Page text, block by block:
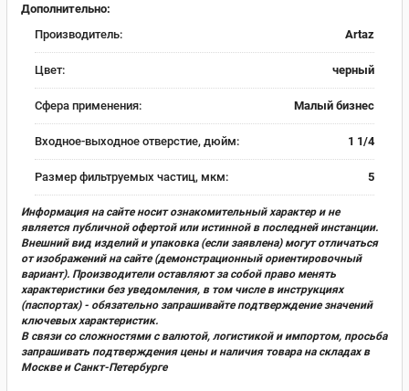
Дополнительно:
Производитель:
Artaz
Цвет: черный
Сфера применения: Малый бизнес
Входное-выходное отверстие, дюйм: 1 1/4
Размер фильтруемых частиц, мкм: 5
Информация на сайте носит ознакомительный характер и не
является публичной офертой или истинной в последней инстанции.
Внешний вид изделий и упаковка (если заявлена) могут отличаться
от изображений на сайте (демонстрационный ориентировочный
вариант). Производители оставляют за собой право менять
характеристики без уведомления, в том числе в инструкциях
(паспортах) - обязательно запрашивайте подтверждение значений
ключевых характеристик.
В связи со сложностями с валютой, логистикой и импортом, просьба
запрашивать подтверждения цены и наличия товара на складах в
Москве и Санкт-Петербурге